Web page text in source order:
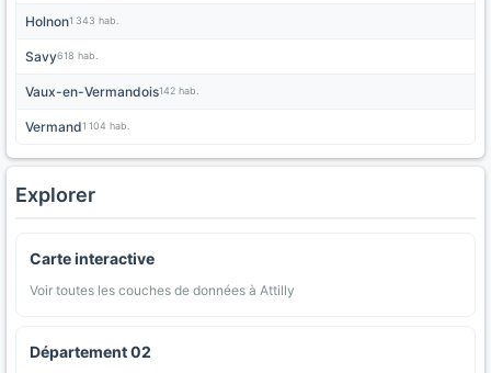
Holnon1 343 hab.
Savy618 hab.
Vaux-en-Vermandois142 hab.
Vermand1 104 hab.
Explorer
Carte interactive
Voir toutes les couches de données à Attilly
Département 02